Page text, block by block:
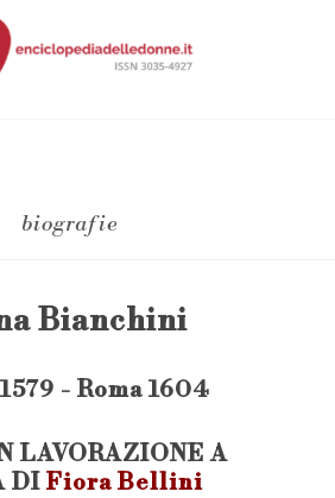
biografie
Bianchini
- Roma 1604
LAVORAZIONE A
DI Fiora Bellini